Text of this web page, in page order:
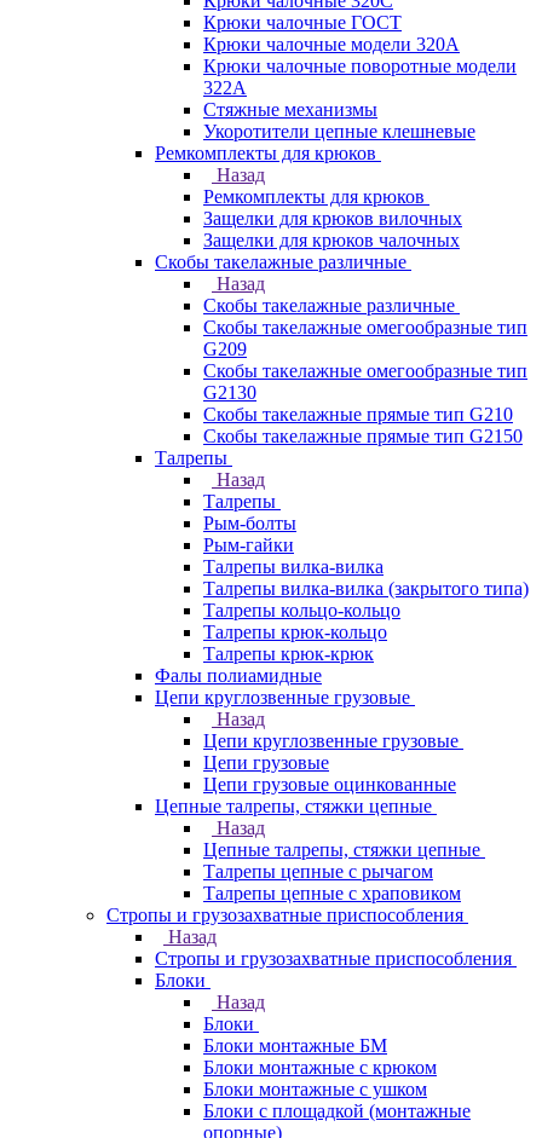
Крюки чалочные ГОСТ
Крюки чалочные модели 320А
Крюки чалочные поворотные модели
322А
Стяжные механизмы
Укоротители цепные клешневые
Ремкомплекты для крюков
Назад
Ремкомплекты для крюков
Защелки для крюков вилочных
Защелки для крюков чалочных
Скобы такелажные различные
Назад
Скобы такелажные различные
Скобы такелажные омегообразные тип
G209
Скобы такелажные омегообразные тип
G2130
Скобы такелажные прямые тип G210
Скобы такелажные прямые тип G2150
Талрепы
Назад
Талрепы
Рым-болты
Рым-гайки
Талрепы вилка-вилка
Талрепы вилка-вилка (закрытого типа)
Талрепы кольцо-кольцо
Талрепы крюк-кольцо
Талрепы крюк-крюк
Фалы полиамидные
Цепи круглозвенные грузовые
Назад
Цепи круглозвенные грузовые
Цепи грузовые
Цепи грузовые оцинкованные
Цепные талрепы, стяжки цепные
Назад
Цепные талрепы, стяжки цепные
Талрепы цепные с рычагом
Талрепы цепные с храповиком
Стропы и грузозахватные приспособления
Назад
Стропы и грузозахватные приспособления
Блоки
Назад
Блоки
Блоки монтажные БМ
Блоки монтажные с крюком
Блоки монтажные с ушком
Блоки с площадкой (монтажные
опорные)